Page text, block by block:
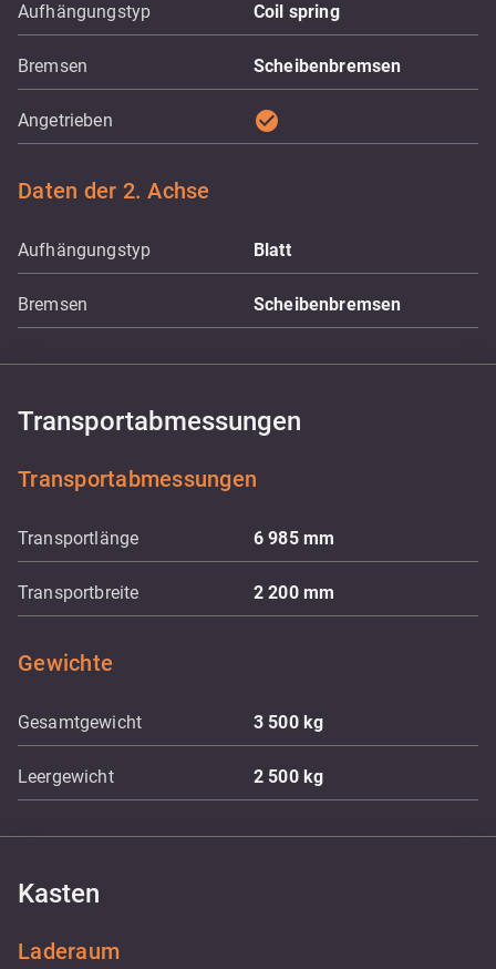
Aufhängungstyp Coil spring
Bremsen Scheibenbremsen
Angetrieben check_circle
Daten der 2. Achse
Aufhängungstyp Blatt
Bremsen Scheibenbremsen
Transportabmessungen
Transportabmessungen
Transportlänge 6 985 mm
Transportbreite 2 200 mm
Gewichte
Gesamtgewicht 3 500 kg
Leergewicht 2 500 kg
Kasten
Laderaum